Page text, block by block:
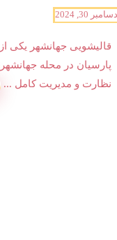
دسامبر 30, 2024
قالیشویی جهانشهر یکی
پارسیان در محله
نظارت و مدیریت کامل ...